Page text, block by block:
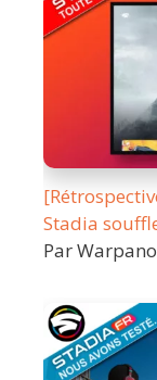
Stadia
Par